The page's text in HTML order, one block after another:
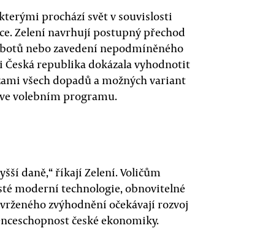
prochází svět v souvislosti
Zelení navrhují postupný přechod
nebo zavedení nepodmíněného
Česká republika dokázala vyhodnotit
všech dopadů a možných variant
volebním programu.
daně,“ říkají Zelení. Voličům
moderní technologie, obnovitelné
zvýhodnění očekávají rozvoj
české ekonomiky.